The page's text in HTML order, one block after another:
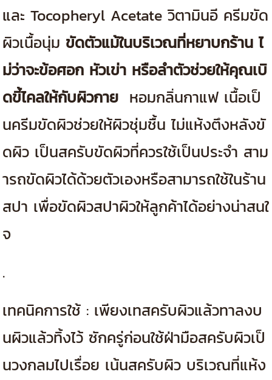
และ Tocopheryl Acetate วิตามินอี ครีมขัด
ผิวเนื้อนุ่ม ขัดตัวแม้ในบริเวณที่หยาบกร้าน ไ
ม่ว่าจะข้อศอก หัวเข่า หรือลำตัวช่วยให้คุณเบิ
ดขี้ไคลให้กับผิวกาย หอมกลิ่นกาแฟ เนื้อเป็
นครีมขัดผิวช่วยให้ผิวชุ่มชื้น ไม่แห้งตึงหลังขั
ดผิว เป็นสครับขัดผิวที่ควรใช้เป็นประจำ สาม
ารถขัดผิวได้ด้วยตัวเองหรือสามารถใช้ในร้าน
สปา เพื่อขัดผิวสปาผิวให้ลูกค้าได้อย่างน่าสนใ
จ
.
เทคนิคการใช้ : เพียงเทสครับผิวแล้วทาลงบ
นผิวแล้วทิ้งไว้ ซักครู่ก่อนใช้ฝ่ามือสครับผิวเป็
นวงกลมไปเรื่อย เน้นสครับผิว บริเวณที่แห้ง